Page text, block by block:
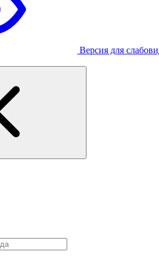
Версия для